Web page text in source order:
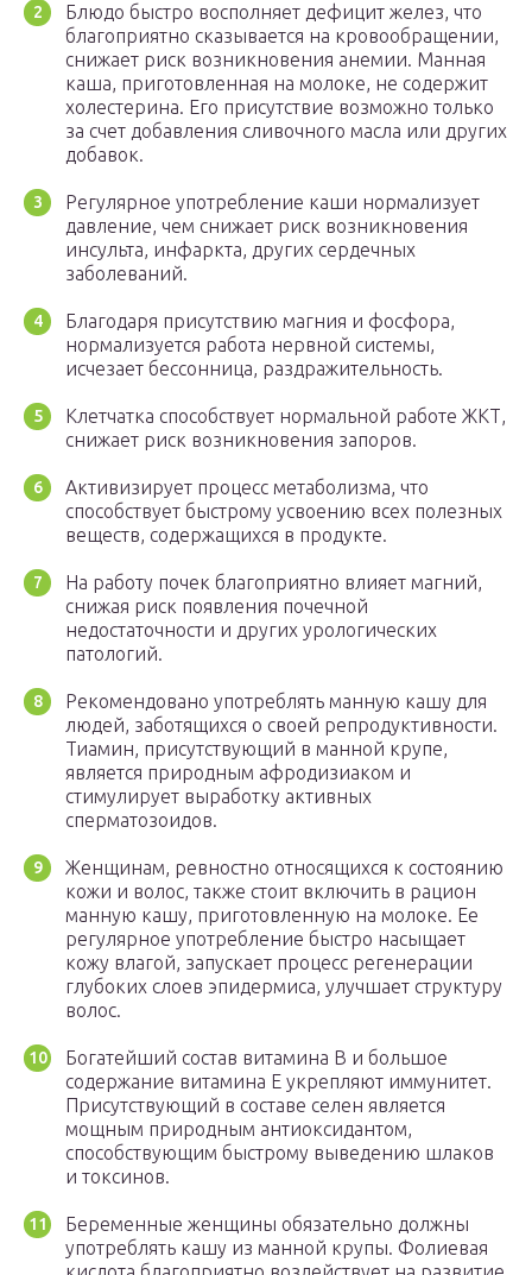
Блюдо быстро восполняет дефицит желез, что
благоприятно сказывается на кровообращении,
снижает риск возникновения анемии. Манная
каша, приготовленная на молоке, не содержит
холестерина. Его присутствие возможно только
за счет добавления сливочного масла или других
добавок.
Регулярное употребление каши нормализует
давление, чем снижает риск возникновения
инсульта, инфаркта, других сердечных
заболеваний.
Благодаря присутствию магния и фосфора,
нормализуется работа нервной системы,
исчезает бессонница, раздражительность.
Клетчатка способствует нормальной работе ЖКТ,
снижает риск возникновения запоров.
Активизирует процесс метаболизма, что
способствует быстрому усвоению всех полезных
веществ, содержащихся в продукте.
На работу почек благоприятно влияет магний,
снижая риск появления почечной
недостаточности и других урологических
патологий.
Рекомендовано употреблять манную кашу для
людей, заботящихся о своей репродуктивности.
Тиамин, присутствующий в манной крупе,
является природным афродизиаком и
стимулирует выработку активных
сперматозоидов.
Женщинам, ревностно относящихся к состоянию
кожи и волос, также стоит включить в рацион
манную кашу, приготовленную на молоке. Ее
регулярное употребление быстро насыщает
кожу влагой, запускает процесс регенерации
глубоких слоев эпидермиса, улучшает структуру
волос.
Богатейший состав витамина В и большое
содержание витамина Е укрепляют иммунитет.
Присутствующий в составе селен является
мощным природным антиоксидантом,
способствующим быстрому выведению шлаков
и токсинов.
Беременные женщины обязательно должны
употреблять кашу из манной крупы. Фолиевая